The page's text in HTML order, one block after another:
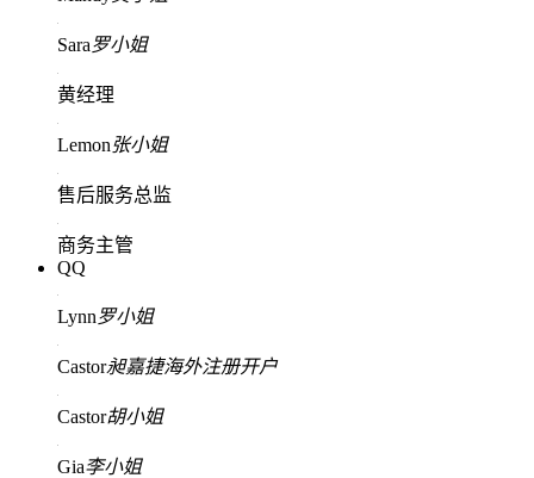
Sara罗小姐
黄经理
Lemon张小姐
售后服务总监
商务主管
QQ
Lynn罗小姐
Castor昶嘉捷海外注册开户
Castor胡小姐
Gia李小姐